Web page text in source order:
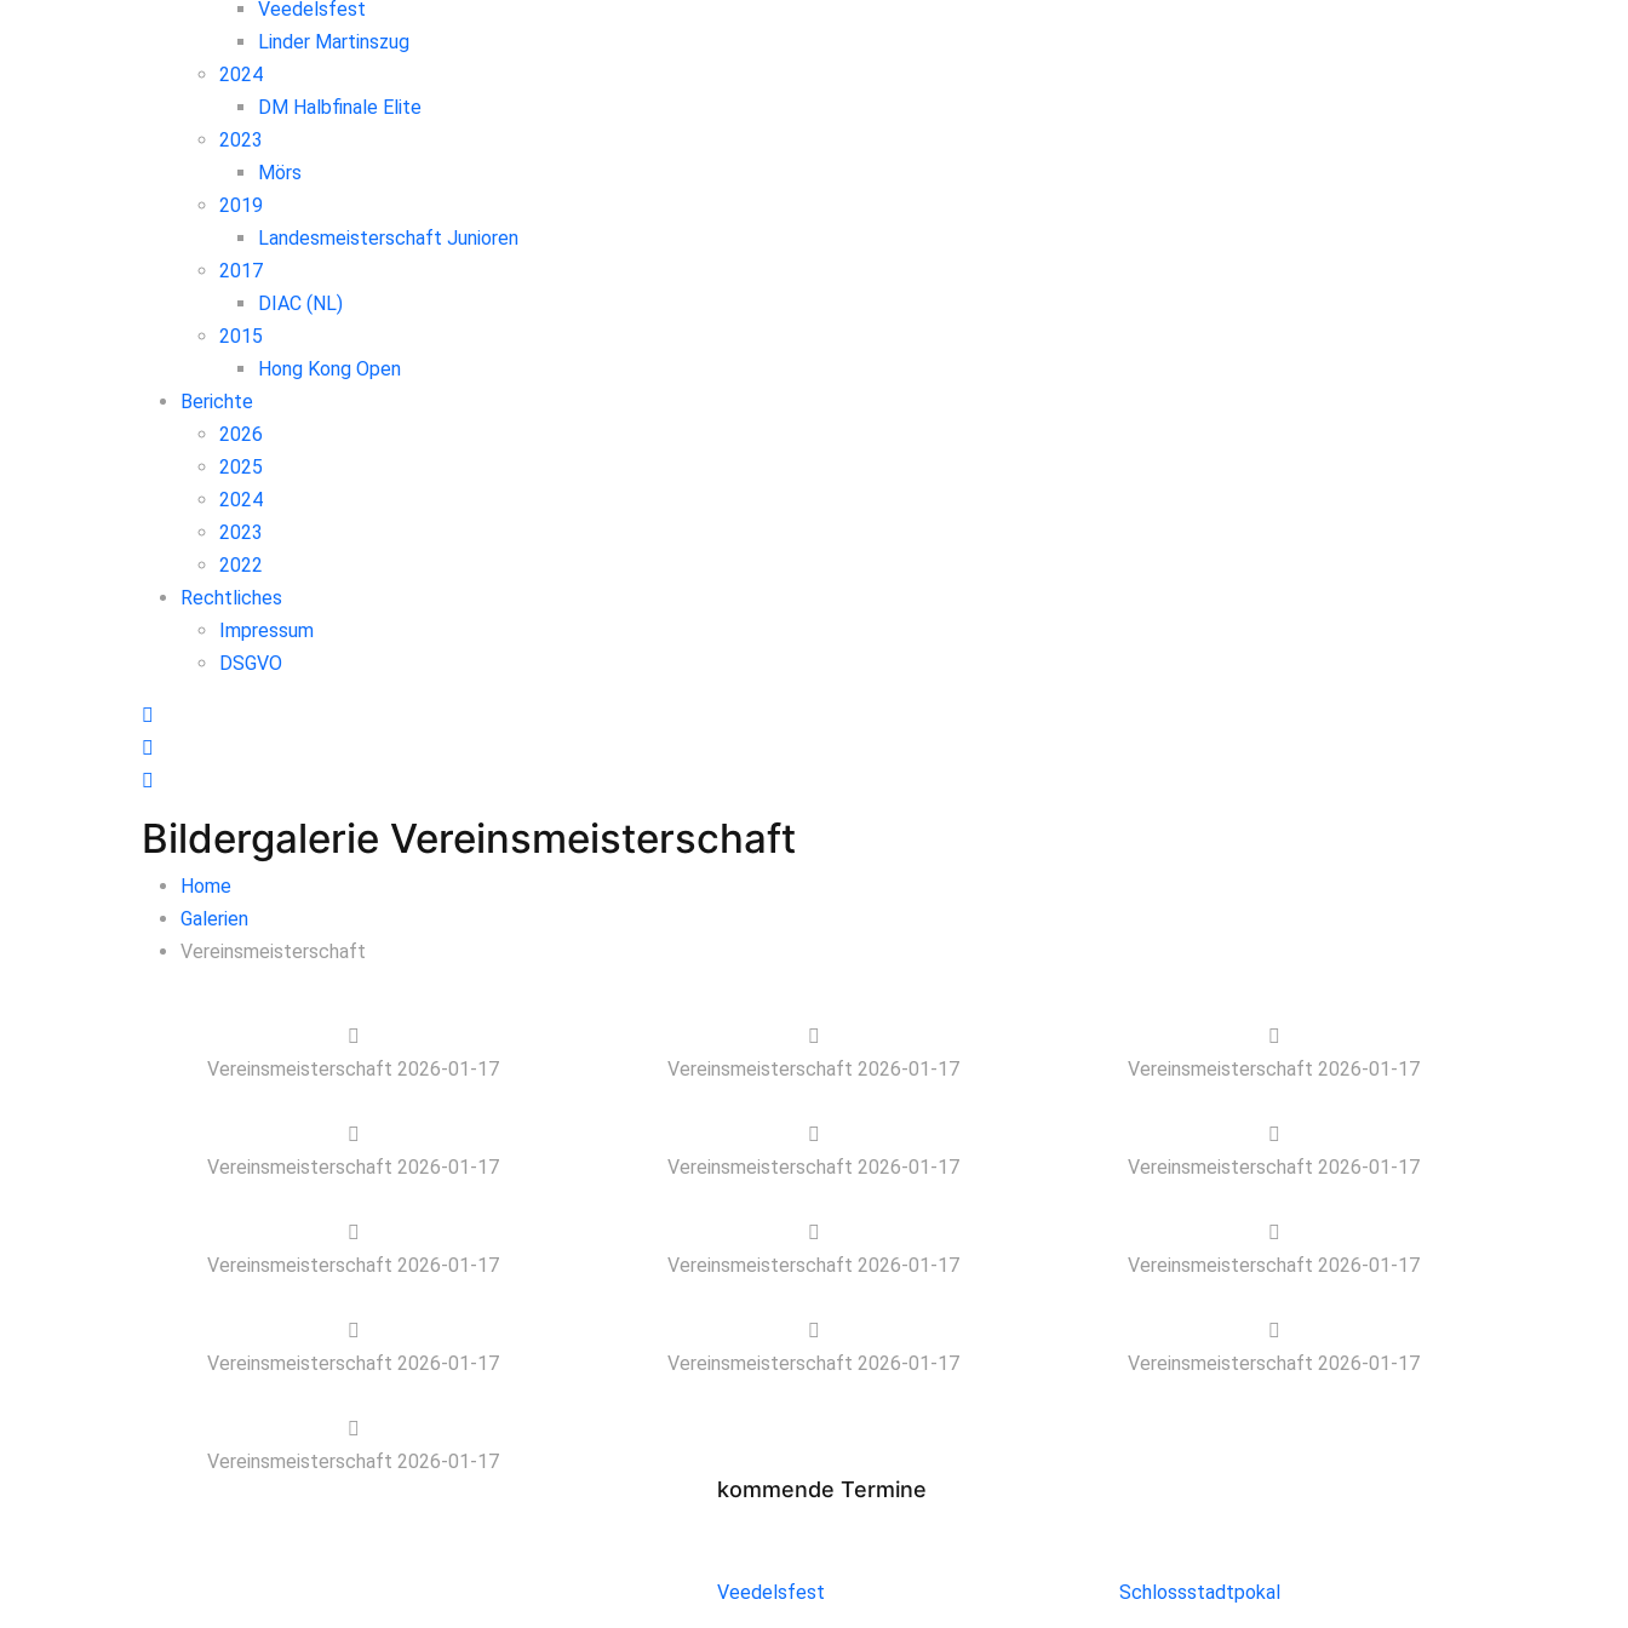
Veedelsfest
Linder Martinszug
2024
DM Halbfinale Elite
2023
Mörs
2019
Landesmeisterschaft Junioren
2017
DIAC (NL)
2015
Hong Kong Open
Berichte
2026
2025
2024
2023
2022
Rechtliches
Impressum
DSGVO
Bildergalerie Vereinsmeisterschaft
Home
Galerien
Vereinsmeisterschaft
Vereinsmeisterschaft 2026-01-17 Vereinsmeisterschaft 2026-01-17 Vereinsmeisterschaft 2026-01-17
Vereinsmeisterschaft 2026-01-17 Vereinsmeisterschaft 2026-01-17 Vereinsmeisterschaft 2026-01-17
Vereinsmeisterschaft 2026-01-17 Vereinsmeisterschaft 2026-01-17 Vereinsmeisterschaft 2026-01-17
Vereinsmeisterschaft 2026-01-17 Vereinsmeisterschaft 2026-01-17 Vereinsmeisterschaft 2026-01-17
Vereinsmeisterschaft 2026-01-17
kommende Termine
Veedelsfest Schlossstadtpokal